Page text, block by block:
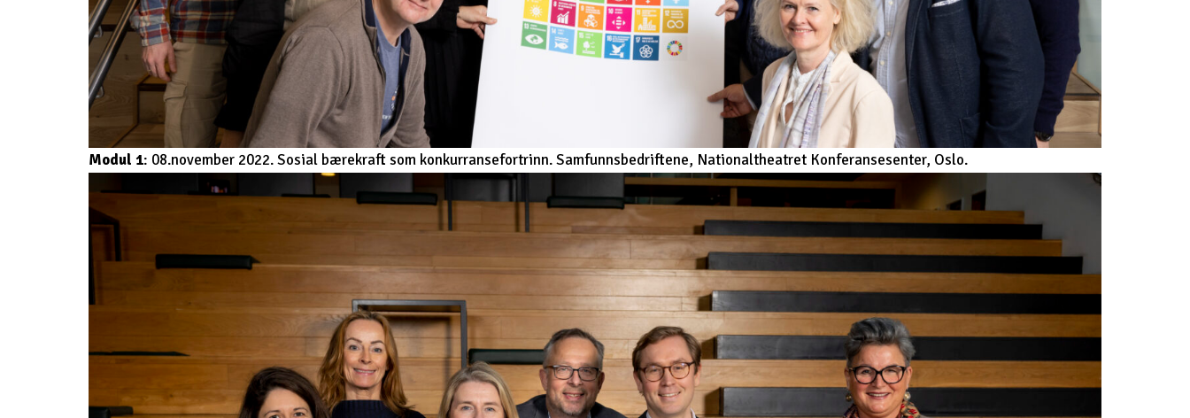
Modul 1: 08.november 2022. Sosial bærekraft som konkurransefortrinn. Samfunnsbedriftene, Nationaltheatret Konferansesenter, Oslo.